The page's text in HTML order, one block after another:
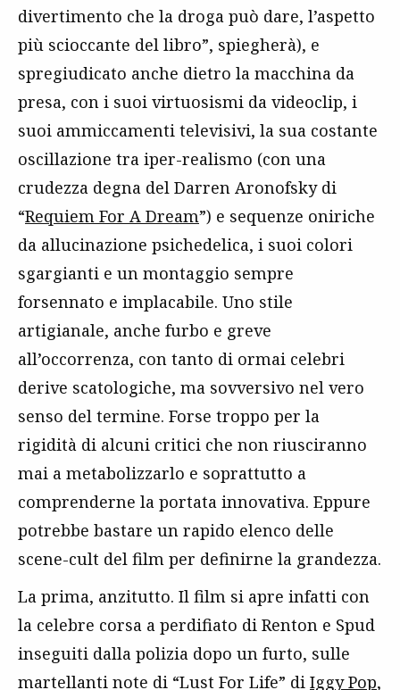
divertimento che la droga può dare, l’aspetto
più scioccante del libro”, spiegherà), e
spregiudicato anche dietro la macchina da
presa, con i suoi virtuosismi da videoclip, i
suoi ammiccamenti televisivi, la sua costante
oscillazione tra iper-realismo (con una
crudezza degna del Darren Aronofsky di
“Requiem For A Dream”) e sequenze oniriche
da allucinazione psichedelica, i suoi colori
sgargianti e un montaggio sempre
forsennato e implacabile. Uno stile
artigianale, anche furbo e greve
all’occorrenza, con tanto di ormai celebri
derive scatologiche, ma sovversivo nel vero
senso del termine. Forse troppo per la
rigidità di alcuni critici che non riusciranno
mai a metabolizzarlo e soprattutto a
comprenderne la portata innovativa. Eppure
potrebbe bastare un rapido elenco delle
scene-cult del film per definirne la grandezza.
La prima, anzitutto. Il film si apre infatti con
la celebre corsa a perdifiato di Renton e Spud
inseguiti dalla polizia dopo un furto, sulle
martellanti note di “Lust For Life” di Iggy Pop,